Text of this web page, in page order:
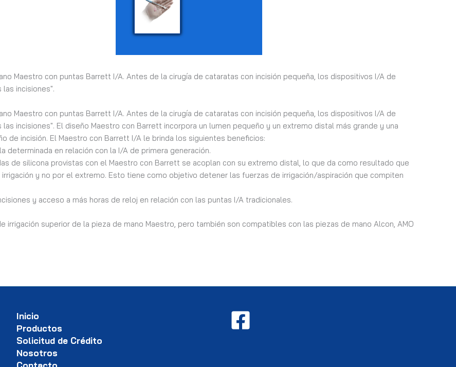
Maestro con puntas Barrett I/A. Antes de la cirugía de cataratas con incisión pequeña, los dispositivos I/A de
incisiones".
Maestro con puntas Barrett I/A. Antes de la cirugía de cataratas con incisión pequeña, los dispositivos I/A de
incisiones". El diseño Maestro con Barrett incorpora un lumen pequeño y un extremo distal más grande y una
de incisión. El Maestro con Barrett I/A le brinda los siguientes beneficios:
en relación con la I/A de primera generación.
de silicona provistas con el Maestro con Barrett se acoplan con su extremo distal, lo que da como resultado que
y no por el extremo. Esto tiene como objetivo detener las fuerzas de irrigación/aspiración que compiten
y acceso a más horas de reloj en relación con las puntas I/A tradicionales.
irrigación superior de la pieza de mano Maestro, pero también son compatibles con las piezas de mano Alcon, AMO
Inicio
Productos
Solicitud de Crédito
Nosotros